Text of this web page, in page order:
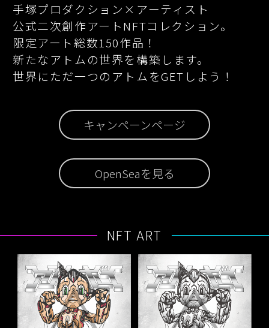
手塚プロダクション×アーティスト
公式二次創作アートNFTコレクション。
限定アート総数150作品！
新たなアトムの世界を構築します。
世界にただ一つのアトムをGETしよう！
キャンペーンページ
OpenSeaを見る
NFT ART